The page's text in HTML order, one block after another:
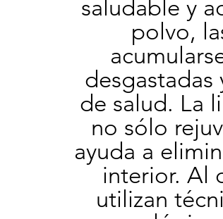
saludable y
polvo,
de salud. La
no sólo
ayuda a
interior. Al
utilizan